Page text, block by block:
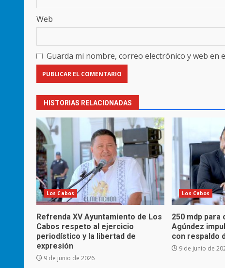
Web
Guarda mi nombre, correo electrónico y web en
HISTORIAS RELACIONADAS
Los Cabos
Refrenda XV Ayuntamiento de Los
Cabos respeto al ejercicio
periodístico y la libertad de
expresión
9 de junio de 2026
Los Cabos
250 mdp para
Agúndez
con respaldo
9 de junio de